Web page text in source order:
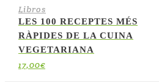
Libros
LES 100 RECEPTES MÉS
RÀPIDES DE LA CUINA
VEGETARIANA
17,00€